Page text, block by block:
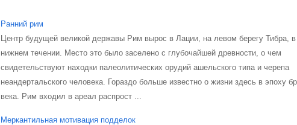
Ранний рим
Центр будущей великой державы Рим вырос в Лации, на левом берегу Тибра, в
нижнем течении. Место это было заселено с глубочайшей древности, о чем
свидетельствуют находки палеолитических орудий ашельского типа и черепа
неандертальского человека. Гораздо больше известно о жизни здесь в эпоху
века. Рим входил в ареал распрост ...
Меркантильная мотивация подделок